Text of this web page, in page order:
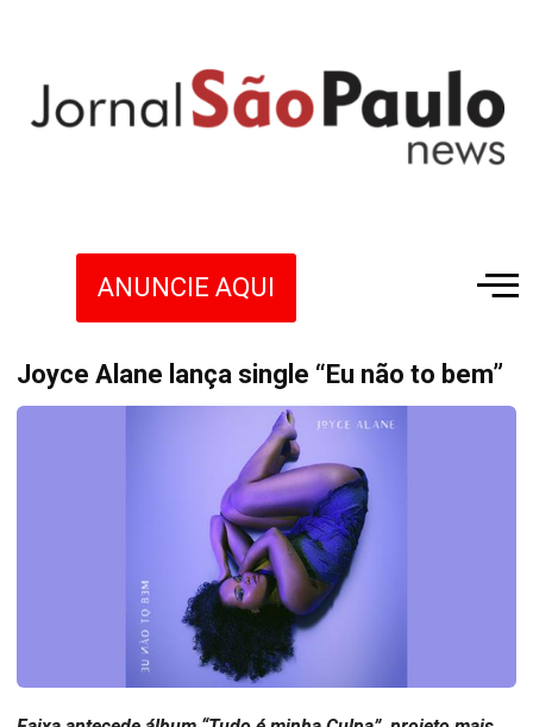
ANUNCIE AQUI
Joyce Alane lança single “Eu não to bem”